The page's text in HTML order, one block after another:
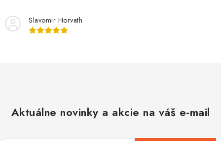
Slavomir Horvath
Aktuálne novinky a akcie na váš e-mail